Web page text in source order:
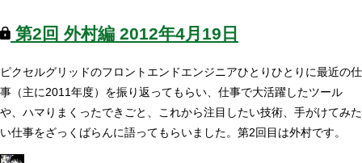
第2回 外村編 2012年4月19日
ピクセルグリッドのフロントエンドエンジニアひとりひとりに最近の仕
事（主に2011年度）を振り返ってもらい、仕事で大活躍したツール
や、ハマりまくったできごと、これから注目したい技術、手がけてみた
い仕事をざっくばらんに語ってもらいました。第2回目は外村です。